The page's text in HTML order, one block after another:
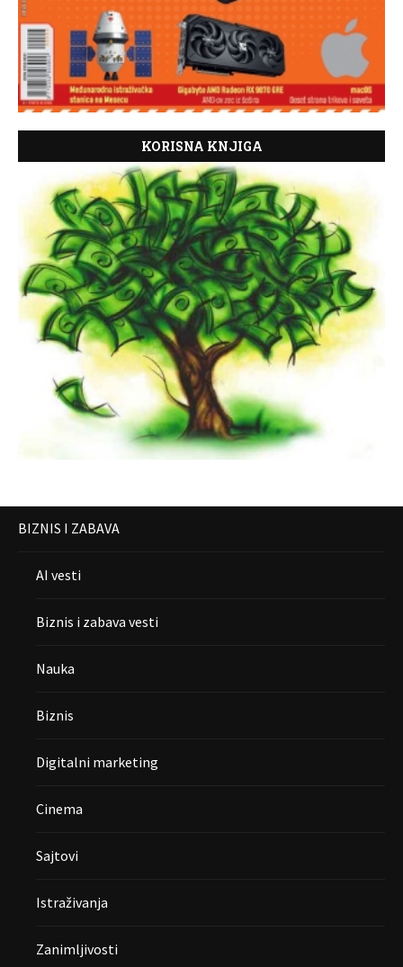
KORISNA KNJIGA
BIZNIS I ZABAVA
AI vesti
Biznis i zabava vesti
Nauka
Biznis
Digitalni marketing
Cinema
Sajtovi
Istraživanja
Zanimljivosti